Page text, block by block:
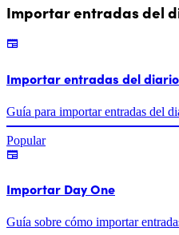
Importar entradas del
Importar entradas del diario
Guía para importar entradas del
Popular
Importar Day One
Guía sobre cómo importar